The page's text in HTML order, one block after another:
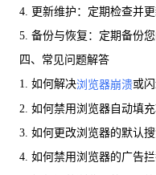
4. 更新维护：定期检查并
5. 备份与恢复：定期备份
四、常见问题解答
1. 如何解决浏览器崩溃或
2. 如何禁用浏览器自动填
3. 如何更改浏览器的默认
4. 如何禁用浏览器的广告